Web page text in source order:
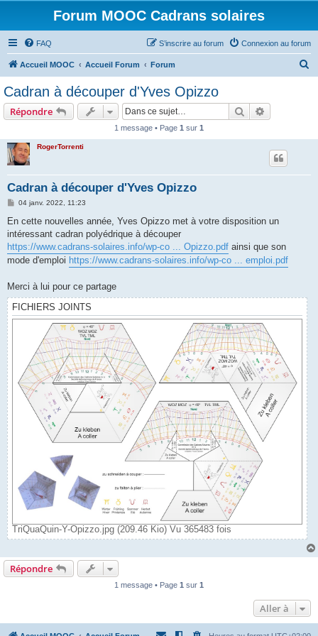
Forum MOOC Cadrans solaires
FAQ Connexion au forum
S’inscrire au forum
Accueil MOOC Accueil Forum Forum
Cadran à découper d'Yves Opizzo
Répondre Rechercher
1 message • Page 1 sur 1
RogerTorrenti
Cadran à découper d'Yves Opizzo
M
s
a
g
e
04 janv. 2022, 11:23
En cette nouvelles année, Yves Opizzo met à votre disposition un
intéressant cadran polyédrique à découper
https://www.cadrans-solaires.info/wp-co ... Opizzo.pdf ainsi que son
mode d'emploi https://www.cadrans-solaires.info/wp-co ... emploi.pdf
Merci à lui pour ce partage
FICHIERS JOINTS
TriQuaQuin-Y-Opizzo.jpg (209.46 Kio) Vu 365483 fois
Répondre
1 message • Page 1 sur 1
Aller à